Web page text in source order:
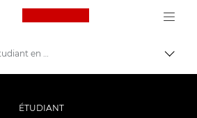
Canon Logo, back
Vidéo et photographie professionnelles
Michele Spatari : d'étudiant en photographie à professionnel du secteur
ÉTUDIANT